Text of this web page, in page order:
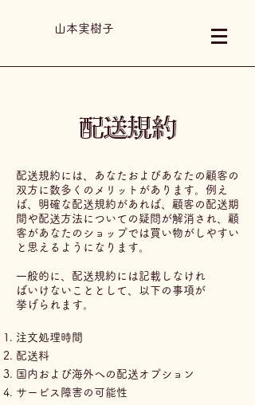
山本実樹子
配送規約
配送規約には、あなたおよびあなたの顧客の
双方に数多くのメリットがあります。例え
ば、明確な配送規約があれば、顧客の配送期
間や配送方法についての疑問が解消され、顧
客があなたのショップでは買い物がしやすい
と思えるようになります。
一般的に、配送規約には記載しなけれ
ばいけないこととして、以下の事項が
挙げられます。
注文処理時間
配送料
国内および海外への配送オプション
サービス障害の可能性